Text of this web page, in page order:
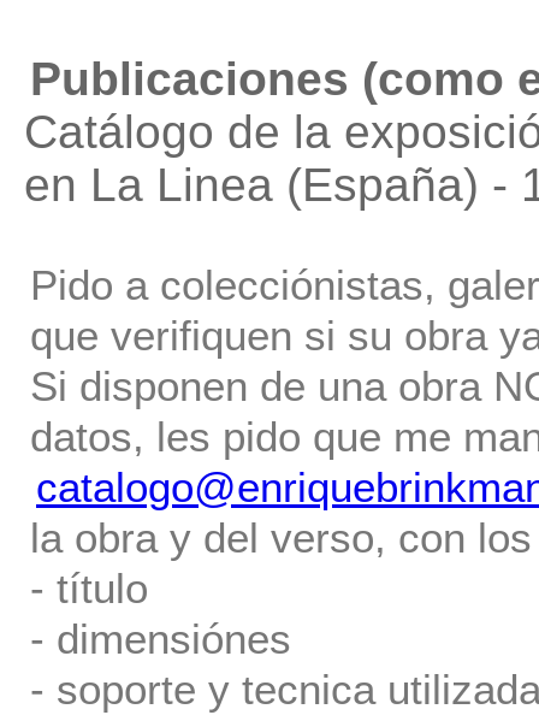
Publicaciones (como
Catálogo de la
en La Linea (España) -
Pido a colecciónistas,
que verifiquen si su obra
Si disponen de una obra
datos, les pido que me
la obra y del verso, con
- título
- dimensiónes
- soporte y tecnica